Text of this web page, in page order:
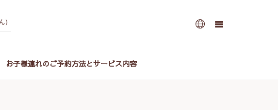
）
お子様連れのご予約方法とサービス内容